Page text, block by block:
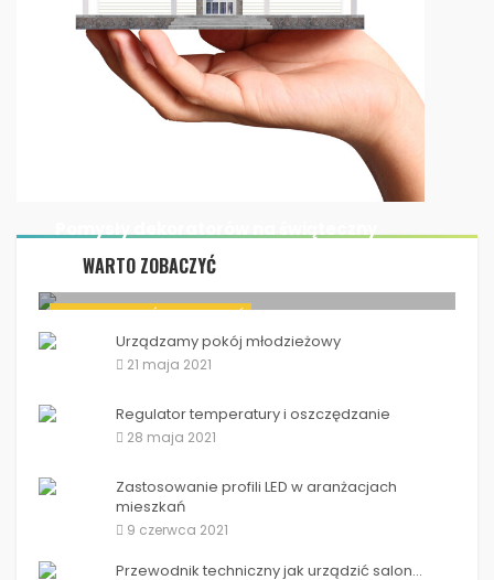
WARTO ZOBACZYĆ
WNĘTRZA DOMÓW I MIESZKAŃ
wystrój
2 listopada 2020
Pomysły dekoratorów na świąteczny wystrój
Urządzamy pokój młodzieżowy
21 maja 2021
Regulator temperatury i oszczędzanie
28 maja 2021
Zastosowanie profili LED w aranżacjach
mieszkań
9 czerwca 2021
Przewodnik techniczny jak urządzić salon...